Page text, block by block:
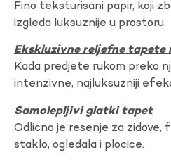
Fino teksturisani papir, koji
izgleda luksuznije u prostoru.
Ekskluzivne reljefne tapete
Kada predjete rukom preko
intenzivne, najluksuzniji
Samolepljivi glatki tapet
Odlicno je resenje za
staklo, ogledala i plocice.